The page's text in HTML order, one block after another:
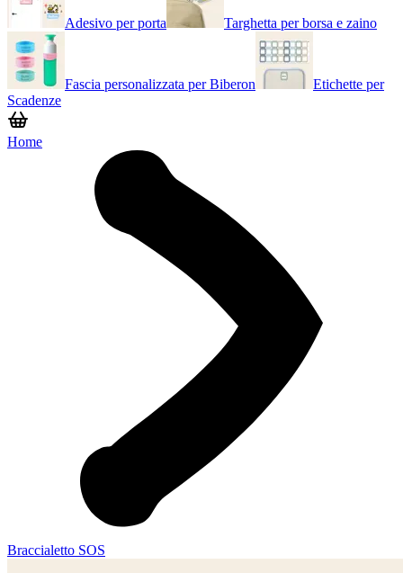
Adesivo per porta Targhetta per borsa e zaino
Fascia personalizzata per Biberon
Etichette per
Scadenze
Home
Braccialetto SOS